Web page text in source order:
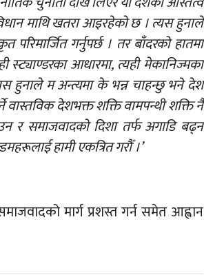
माथि खतरा आइरहेको छ । त्यस हुनाले
गर्नुपर्छ । तर बाँदरको हातमा
स्ट्याण्डरका आधारमा, त्यही मेकानिज्मका
हुनाले म अन्त्यमा के भन्न चाहन्छु भने देश
वास्तविक देशभक्त शक्ति वामपन्थी शक्ति नै
र समाजवादको दिशा तर्फ अगाडि बढ्न
हामी एकत्रित गरौँ ।’
मार्ग प्रशस्त गर्न समेत आह्वान